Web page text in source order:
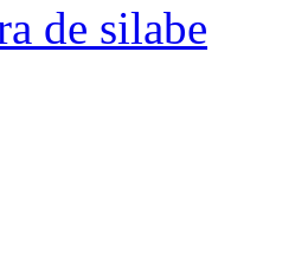
de silabe